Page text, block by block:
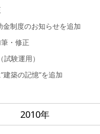
制度のお知らせを追加
・修正
験運用）
築の記憶”を追加
2010年